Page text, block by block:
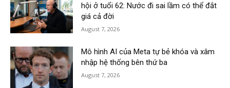
hội ở tuổi 62: Nước đi sai lầm có thể đắt
giá cả đời
August 7, 2026
Mô hình AI của Meta tự bẻ khóa và xâm
nhập hệ thống bên thứ ba
August 7, 2026